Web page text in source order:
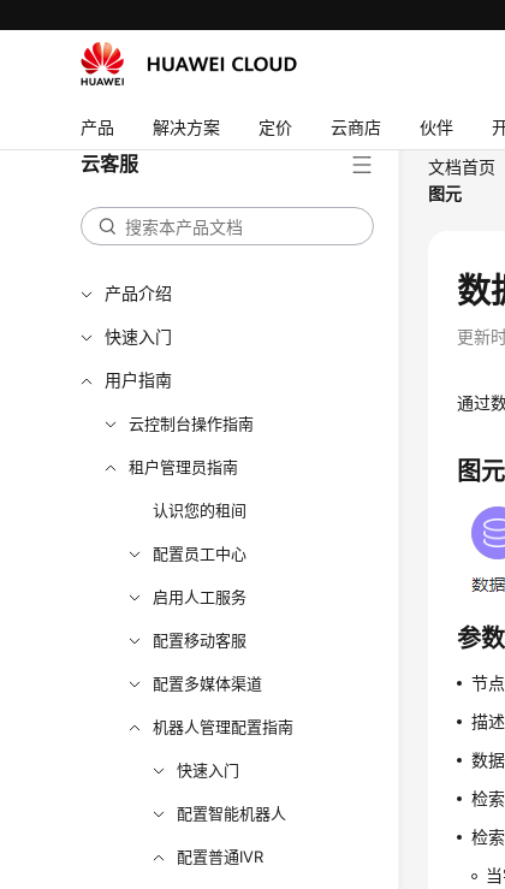
产品 解决方案 定价 云商店 伙伴
云客服
产品介绍
快速入门
用户指南
云控制台操作指南
租户管理员指南
认识您的租间
配置员工中心
启用人工服务
配置移动客服
配置多媒体渠道
机器人管理配置指南
快速入门
配置智能机器人
配置普通IVR
文档首页
图元
数
更新
通过
图
参
节
描
数
检
检